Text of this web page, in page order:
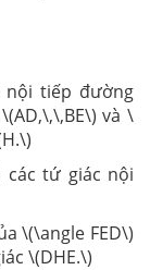
nội tiếp đường
và \
các tứ giác nội
\(\angle FED\)
\(DHE.\)